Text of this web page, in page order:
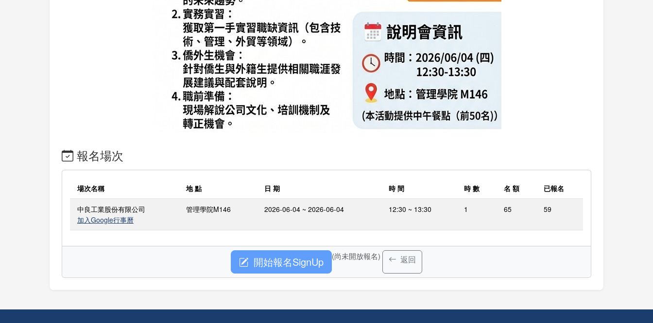
報名場次
場次名稱 地 點 日 期 時 間 時 數 名 額 已報名
中良工業股份有限公司
加入Google行事曆
管理學院M146 2026-06-04 ~ 2026-06-04 12:30 ~ 13:30 1 65 59
開始報名SignUp (尚未開放報名) 返回